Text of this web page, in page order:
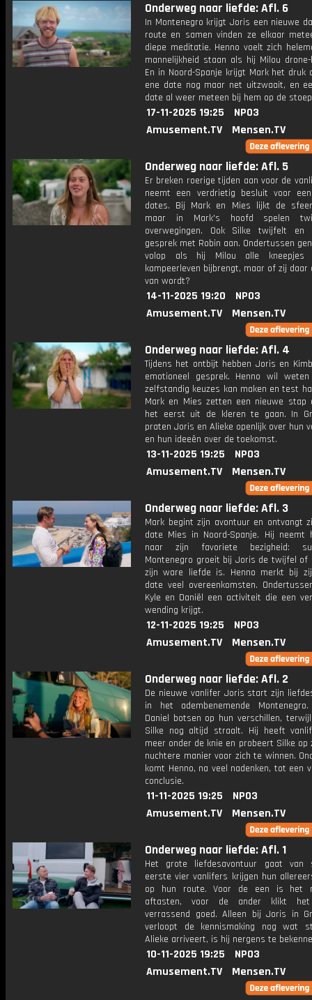
Onderweg naar liefde: Afl. 6
In Montenegro krijgt Joris een nieuwe
route en samen vinden ze elkaar
diepe meditatie. Henno voelt zich
mannelijkheid staan als hij Milou
En in Noord-Spanje krijgt Mark het druk
ene date nog maar net uitzwaait, en
date al weer meteen bij hem op de
17-11-2025 19:25
NPO3
Amusement.TV
Mensen.TV
Onderweg naar liefde: Afl. 5
Er breken roerige tijden aan voor de
neemt een verdrietig besluit voor
dates. Bij Mark en Mies lijkt de
maar in Mark's hoofd spelen
overwegingen. Ook Silke twijfelt
gesprek met Robin aan. Ondertussen
volop als hij Milou alle kneepjes
kampeerleven bijbrengt, maar of zij daar
van wordt?
14-11-2025 19:20
NPO3
Amusement.TV
Mensen.TV
Onderweg naar liefde: Afl. 4
Tijdens het ontbijt hebben Joris en
emotioneel gesprek. Henno wil
zelfstandig keuzes kan maken en test
Mark en Mies zetten een nieuwe stap
het eerst uit de kleren te gaan. In
praten Joris en Alieke openlijk over hun
en hun ideeën over de toekomst.
13-11-2025 19:25
NPO3
Amusement.TV
Mensen.TV
Onderweg naar liefde: Afl. 3
Mark begint zijn avontuur en ontvangt
date Mies in Noord-Spanje. Hij neemt
naar zijn favoriete bezigheid:
Montenegro groeit bij Joris de twijfel of
zijn ware liefde is. Henno merkt bij
date veel overeenkomsten.
Kyle en Daniël een activiteit die een
wending krijgt.
12-11-2025 19:25
NPO3
Amusement.TV
Mensen.TV
Onderweg naar liefde: Afl. 2
De nieuwe vanlifer Joris start zijn
in het adembenemende
Daniel botsen op hun verschillen,
Silke nog altijd straalt. Hij heeft
meer onder de knie en probeert Silke op
nuchtere manier voor zich te winnen.
komt Henno, na veel nadenken, tot een
conclusie.
11-11-2025 19:25
NPO3
Amusement.TV
Mensen.TV
Onderweg naar liefde: Afl. 1
Het grote liefdesavontuur gaat van
eerste vier vanlifers krijgen hun
op hun route. Voor de een is het
aftasten, voor de ander klikt het
verrassend goed. Alleen bij Joris in
verloopt de kennismaking nog wat
Alieke arriveert, is hij nergens te
10-11-2025 19:25
NPO3
Amusement.TV
Mensen.TV